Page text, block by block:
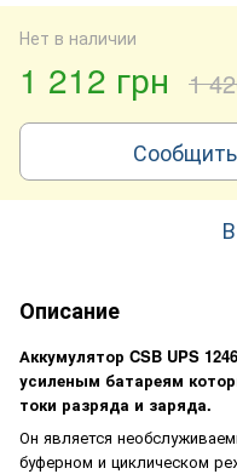
Нет в наличии
1 212 грн 1
Описание
Аккумулятор CSB UPS
усиленым батареям
токи разряда и заряда.
Он является
буферном и циклическом